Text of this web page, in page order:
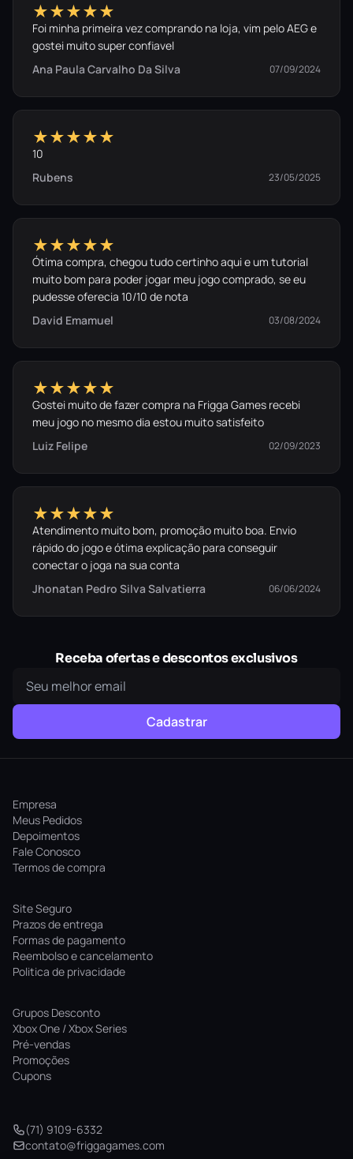
você.
A cozinha não perdoa falhas.
Adquira seu pacote duplo e coloque as suas
★★★★★
Foi minha primeira vez comprando na loja, vim pelo AEG e
gostei muito super confiavel
Ana Paula Carvalho Da Silva
07/09/2024
★★★★★
10
Rubens
23/05/2025
★★★★★
Ótima compra, chegou tudo certinho aqui e um tutorial
muito bom para poder jogar meu jogo comprado, se eu
pudesse oferecia 10/10 de nota
David Emamuel
03/08/2024
★★★★★
Gostei muito de fazer compra na Frigga Games recebi
meu jogo no mesmo dia estou muito satisfeito
Luiz Felipe
02/09/2023
★★★★★
Atendimento muito bom, promoção muito boa. Envio
rápido do jogo e ótima explicação para conseguir
conectar o joga na sua conta
Jhonatan Pedro Silva Salvatierra
06/06/2024
Receba ofertas e descontos exclusivos
Cadastrar
Empresa
Meus Pedidos
Depoimentos
Fale Conosco
Termos de compra
Site Seguro
Prazos de entrega
Formas de pagamento
Reembolso e cancelamento
Politica de privacidade
Grupos Desconto
Xbox One / Xbox Series
Pré-vendas
Promoções
Cupons
(71) 9109-6332
contato@friggagames.com